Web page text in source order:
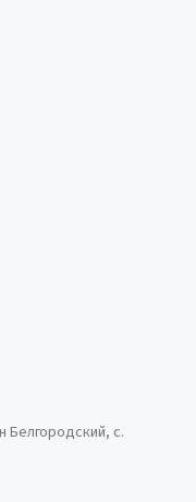
Белгородский, с.